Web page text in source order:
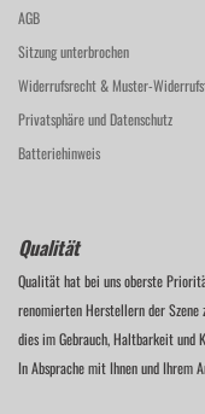
AGB
Sitzung unterbrochen
Widerrufsrecht & Muster-
Privatsphäre und Datenschutz
Batteriehinweis
Qualität
Qualität hat bei uns oberste
renomierten Herstellern der Szene
dies im Gebrauch, Haltbarkeit und
In Absprache mit Ihnen und Ihrem